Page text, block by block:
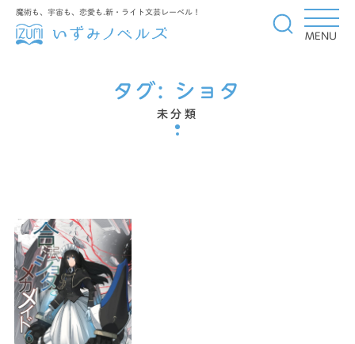
MENU
魔術も、宇宙も、恋愛も.新・ライト文芸レーベル！
タグ: ショタ
未分類